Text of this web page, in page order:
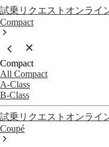
試乗リクエスト オンライ
Compact
Compact
All Compact
A-Class
B-Class
試乗リクエスト オンライ
Coupé